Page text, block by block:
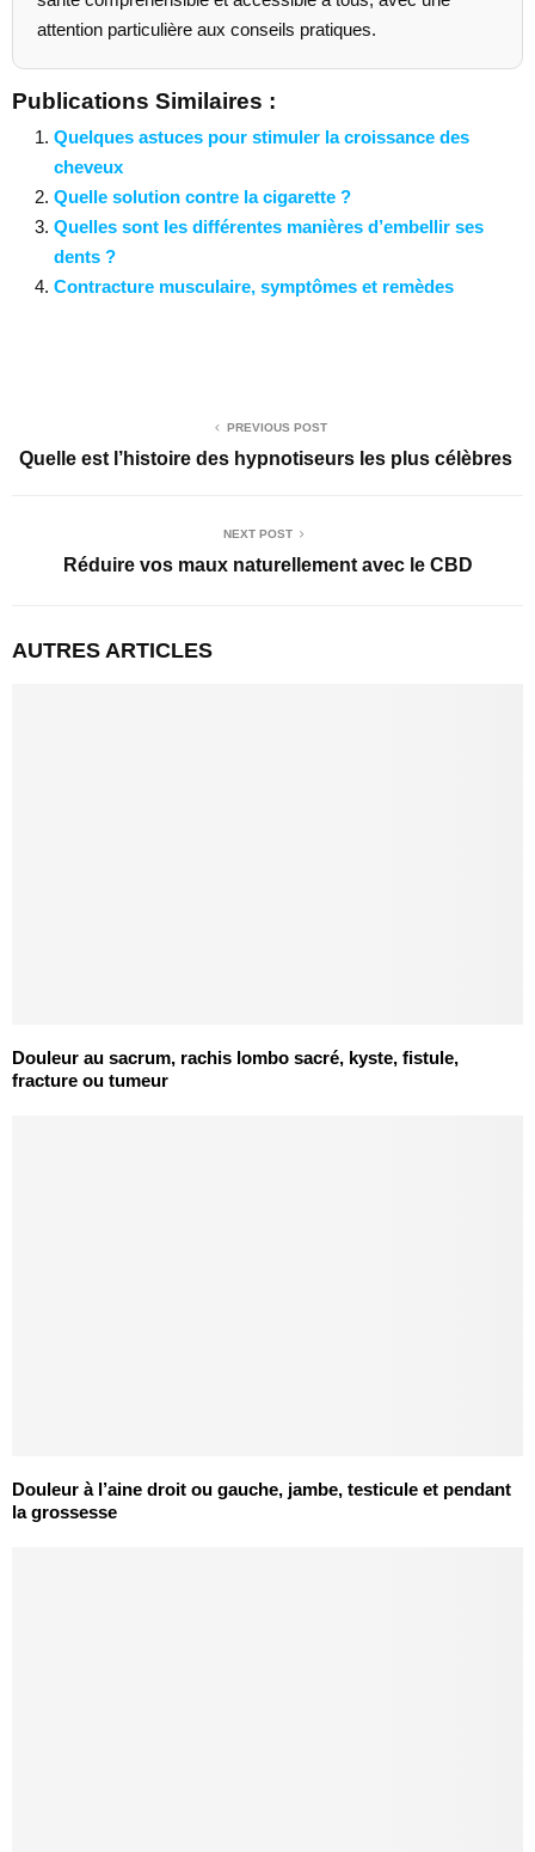
attention particulière aux conseils pratiques.
Publications Similaires :
Quelques astuces pour stimuler la croissance des
cheveux
Quelle solution contre la cigarette ?
Quelles sont les différentes manières d’embellir ses
dents ?
Contracture musculaire, symptômes et remèdes
PREVIOUS POST
Quelle est l’histoire des hypnotiseurs les plus célèbres
NEXT POST
Réduire vos maux naturellement avec le CBD
AUTRES ARTICLES
Douleur au sacrum, rachis lombo sacré, kyste, fistule,
fracture ou tumeur
Douleur à l’aine droit ou gauche, jambe, testicule et pendant
la grossesse